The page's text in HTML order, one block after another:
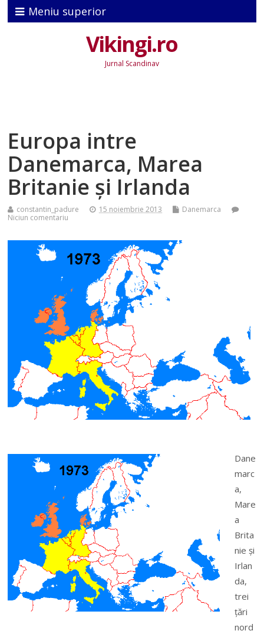
Meniu superior
Vikingi.ro
Jurnal Scandinav
Europa intre
Danemarca, Marea
Britanie şi Irlanda
constantin_padure 15 noiembrie 2013
Danemarca
Niciun comentariu
Dane
marc
a,
Mare
a
Brita
nie şi
Irlan
da,
trei
ţări
nord